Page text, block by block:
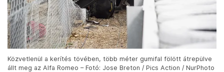
Közvetlenül a kerítés tövében, több méter gumifal fölött átrepülve
állt meg az Alfa Romeo – Fotó: Jose Breton / Pics Action / NurPhoto